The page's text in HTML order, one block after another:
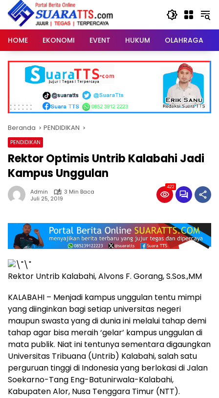
Langsung
konten
HOME
EKONOMI EVENT HUKUM OLAHRAGA
Beranda PENDIDIKAN
PENDIDIKAN
Rektor Optimis Untrib Kalabahi Jadi
Kampus Unggulan
Admin
3 Min Baca
Juli 25, 2019
422
Rektor Untrib Kalabahi, Alvons F. Gorang, S.Sos.,MM
KALABAHI – Menjadi kampus unggulan tentu mimpi
yang diinginkan bagi setiap universitas negeri
maupun swasta yang di dunia ini melalui tahap demi
tahap agar bisa meraih ‘gelar’ kampus unggulan di
mata publik. Niat ini tentunya sementara digaungkan
Universitas Tribuana (Untrib) Kalabahi, salah satu
perguruan tinggi di Indonesia yang berlokasi di Jalan
Soekarno-Tang Eng-Batunirwala-Kalabahi,
Kabupaten Alor, Nusa Tenggara Timur (NTT).